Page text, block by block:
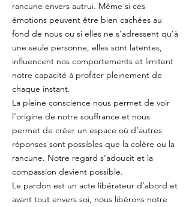
rancune envers autrui. Même si ces
émotions peuvent être bien cachées au
fond de nous ou si elles ne s’adressent qu’à
une seule personne, elles sont latentes,
influencent nos comportements et limitent
notre capacité à profiter pleinement de
chaque instant.
La pleine conscience nous permet de voir
l’origine de notre souffrance et nous
permet de créer un espace où d’autres
réponses sont possibles que la colère ou la
rancune. Notre regard s’adoucit et la
compassion devient possible.
Le pardon est un acte libérateur d’abord et
avant tout envers soi, nous libérons notre